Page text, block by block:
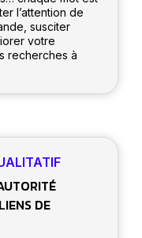
l’attention de
susciter
votre
recherches à
DE